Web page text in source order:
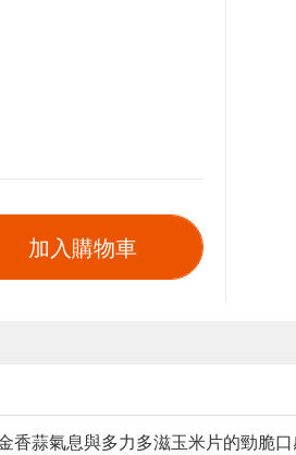
加入購物車
蒜氣息與多力多滋玉米片的勁脆口